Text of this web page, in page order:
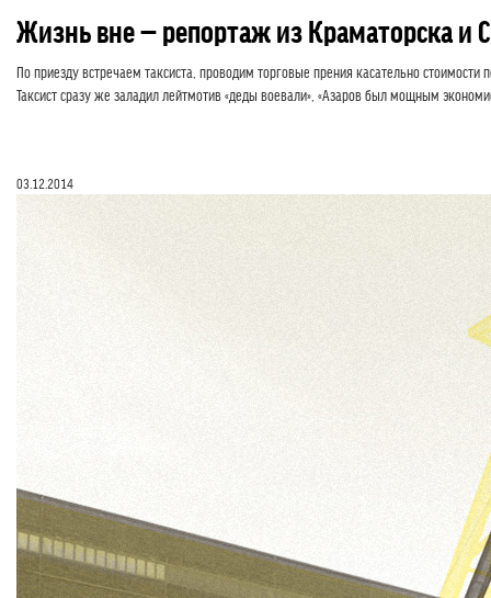
Жизнь вне — репортаж из Краматорска и
По приезду встречаем таксиста, проводим торговые прения касательно
Таксист сразу же заладил лейтмотив «деды воевали», «Азаров был мощным
03.12.2014